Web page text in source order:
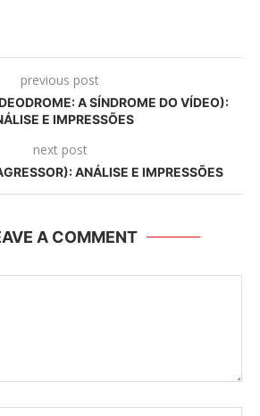
previous post
A SÍNDROME DO VÍDEO):
E IMPRESSÕES
next post
ANÁLISE E IMPRESSÕES
A COMMENT